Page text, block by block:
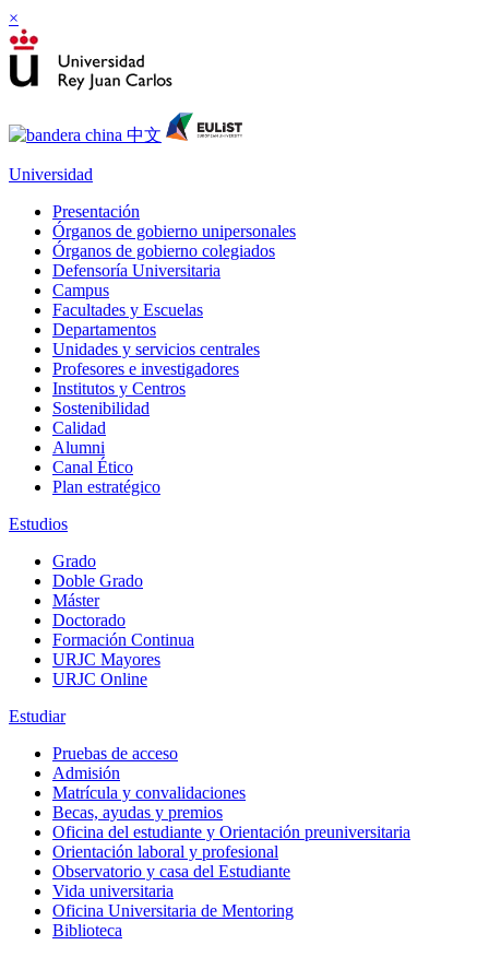
×
Universidad
Presentación
Órganos de gobierno unipersonales
Órganos de gobierno colegiados
Defensoría Universitaria
Campus
Facultades y Escuelas
Departamentos
Unidades y servicios centrales
Profesores e investigadores
Institutos y Centros
Sostenibilidad
Calidad
Alumni
Canal Ético
Plan estratégico
Estudios
Grado
Doble Grado
Máster
Doctorado
Formación Continua
URJC Mayores
URJC Online
Estudiar
Pruebas de acceso
Admisión
Matrícula y convalidaciones
Becas, ayudas y premios
Oficina del estudiante y Orientación preuniversitaria
Orientación laboral y profesional
Observatorio y casa del Estudiante
Vida universitaria
Oficina Universitaria de Mentoring
Biblioteca